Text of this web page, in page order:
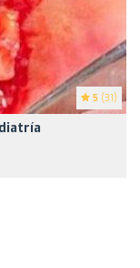
5 (31)